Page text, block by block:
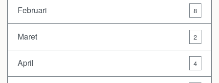
Februari 8
Maret 2
April 4